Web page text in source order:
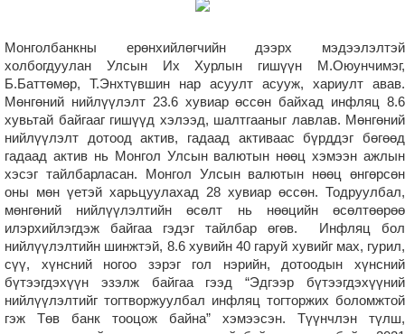
Монголбанкны ерөнхийлөгчийн дээрх мэдээлэлтэй
холбогдуулан Улсын Их Хурлын гишүүн М.Оюунчимэг,
Б.Баттөмөр, Т.Энхтүвшин нар асуулт асууж, хариулт авав.
Мөнгөний нийлүүлэлт 23.6 хувиар өссөн байхад инфляц 8.6
хувьтай байгааг гишүүд хэлээд, шалтгааныг лавлав. Мөнгөний
нийлүүлэлт дотоод актив, гадаад активаас бүрддэг бөгөөд
гадаад актив нь Монгол Улсын валютын нөөц хэмээн ажлын
хэсэг тайлбарласан. Монгол Улсын валютын нөөц өнгөрсөн
оны мөн үетэй харьцуулахад 28 хувиар өссөн. Тодруулбал,
мөнгөний нийлүүлэлтийн өсөлт нь нөөцийн өсөлтөөрөө
илэрхийлэгдэж байгаа гэдэг тайлбар өгөв. Инфляц бол
нийлүүлэлтийн шинжтэй, 8.6 хувийн 40 гаруй хувийг мах, гурил,
сүү, хүнсний ногоо зэрэг гол нэрийн, дотоодын хүнсний
бүтээгдэхүүн эзэлж байгаа гээд “Эдгээр бүтээгдэхүүний
нийлүүлэлтийг тогтворжуулбал инфляц тогторжих боломжтой
гэж Төв банк тооцож байна” хэмээсэн. Түүнчлэн түлш,